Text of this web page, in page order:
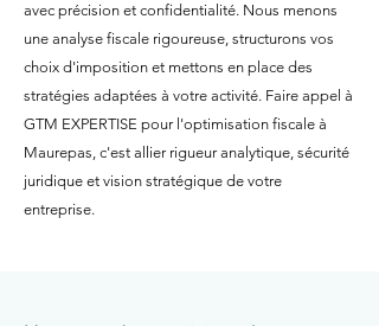
avec précision et confidentialité. Nous menons
une analyse fiscale rigoureuse, structurons vos
choix d'imposition et mettons en place des
stratégies adaptées à votre activité. Faire appel à
GTM EXPERTISE pour l'optimisation fiscale à
Maurepas, c'est allier rigueur analytique, sécurité
juridique et vision stratégique de votre
entreprise.